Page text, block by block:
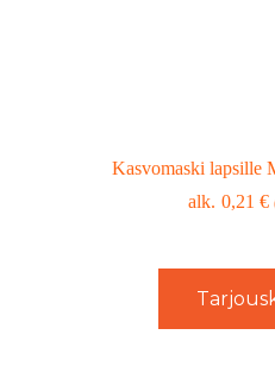
Kasvomaski lapsille
0,21€